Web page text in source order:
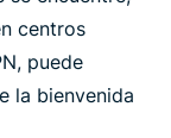
centros
puede
la bienvenida